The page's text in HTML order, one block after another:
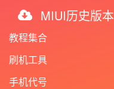
MIUI历史版本
教程集合
刷机工具
手机代号